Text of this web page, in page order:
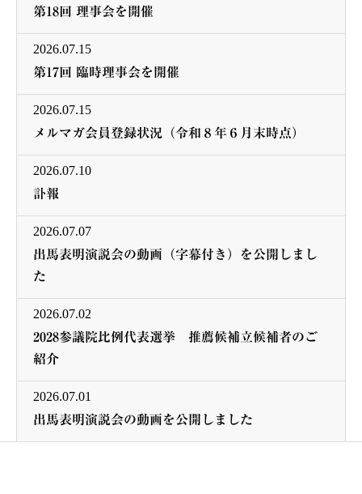
第18回 理事会を開催
2026.07.15
第17回 臨時理事会を開催
2026.07.15
メルマガ会員登録状況（令和８年６月末時点）
2026.07.10
訃報
2026.07.07
出馬表明演説会の動画（字幕付き）を公開しまし
た
2026.07.02
2028参議院比例代表選挙 推薦候補立候補者のご
紹介
2026.07.01
出馬表明演説会の動画を公開しました